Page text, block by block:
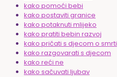
kako pomoći bebi
kako postaviti granice
kako potaknuti mlijeko
kako pratiti bebin razvoj
kako pričati s djecom o smrti
kako razgovarati s djecom
kako reći ne
kako sačuvati ljubav